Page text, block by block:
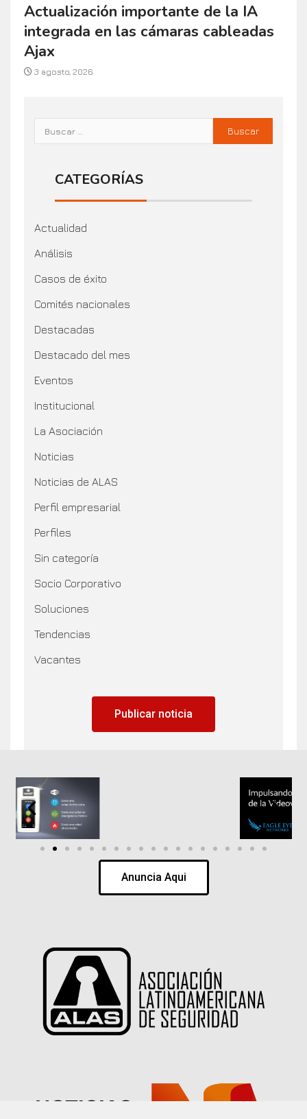
Actualización importante de la IA
integrada en las cámaras cableadas
Ajax
3 agosto, 2026
CATEGORÍAS
Actualidad
Análisis
Casos de éxito
Comités nacionales
Destacadas
Destacado del mes
Eventos
Institucional
La Asociación
Noticias
Noticias de ALAS
Perfil empresarial
Perfiles
Sin categoría
Socio Corporativo
Soluciones
Tendencias
Vacantes
Publicar noticia
Anuncia Aqui